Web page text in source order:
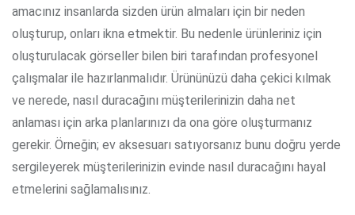
amacınız insanlarda sizden ürün almaları için bir neden
oluşturup, onları ikna etmektir. Bu nedenle ürünleriniz için
oluşturulacak görseller bilen biri tarafından profesyonel
çalışmalar ile hazırlanmalıdır. Ürününüzü daha çekici kılmak
ve nerede, nasıl duracağını müşterilerinizin daha net
anlaması için arka planlarınızı da ona göre oluşturmanız
gerekir. Örneğin; ev aksesuarı satıyorsanız bunu doğru yerde
sergileyerek müşterilerinizin evinde nasıl duracağını hayal
etmelerini sağlamalısınız.